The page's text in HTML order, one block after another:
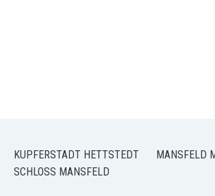
KUPFERSTADT HETTSTEDT MANSFELD
SCHLOSS MANSFELD